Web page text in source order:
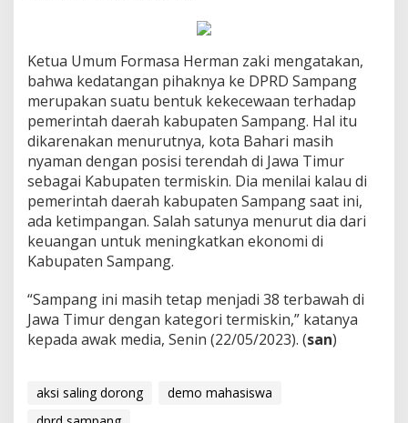
Ketua Umum Formasa Herman zaki mengatakan,
bahwa kedatangan pihaknya ke DPRD Sampang
merupakan suatu bentuk kekecewaan terhadap
pemerintah daerah kabupaten Sampang. Hal itu
dikarenakan menurutnya, kota Bahari masih
nyaman dengan posisi terendah di Jawa Timur
sebagai Kabupaten termiskin. Dia menilai kalau di
pemerintah daerah kabupaten Sampang saat ini,
ada ketimpangan. Salah satunya menurut dia dari
keuangan untuk meningkatkan ekonomi di
Kabupaten Sampang.
“Sampang ini masih tetap menjadi 38 terbawah di
Jawa Timur dengan kategori termiskin,” katanya
kepada awak media, Senin (22/05/2023). (san)
aksi saling dorong
demo mahasiswa